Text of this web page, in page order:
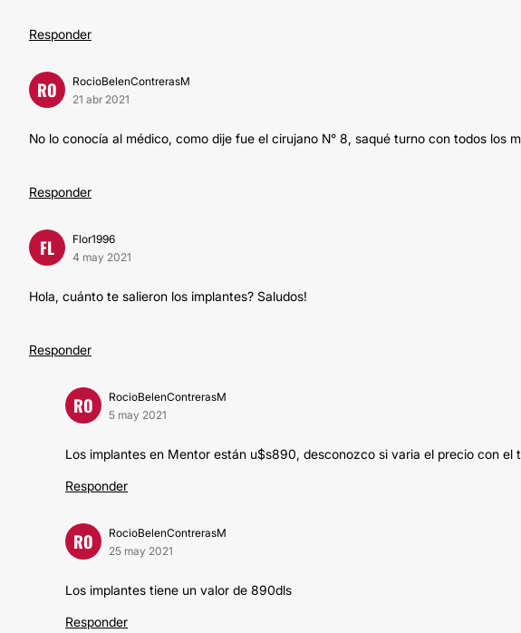
Responder
RO
RocioBelenContrerasM
21 abr 2021
No lo conocía al médico, como dije fue el cirujano N° 8, saqué turno con todos los
Responder
FL
Flor1996
4 may 2021
Hola, cuánto te salieron los implantes? Saludos!
Responder
RO
RocioBelenContrerasM
5 may 2021
Los implantes en Mentor están u$s890, desconozco si varia el precio con el
Responder
RO
RocioBelenContrerasM
25 may 2021
Los implantes tiene un valor de 890dls
Responder